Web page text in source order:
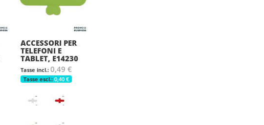
ACCESSORI PER
TELEFONI E
TABLET, E14230
0,49 €
0,40 €